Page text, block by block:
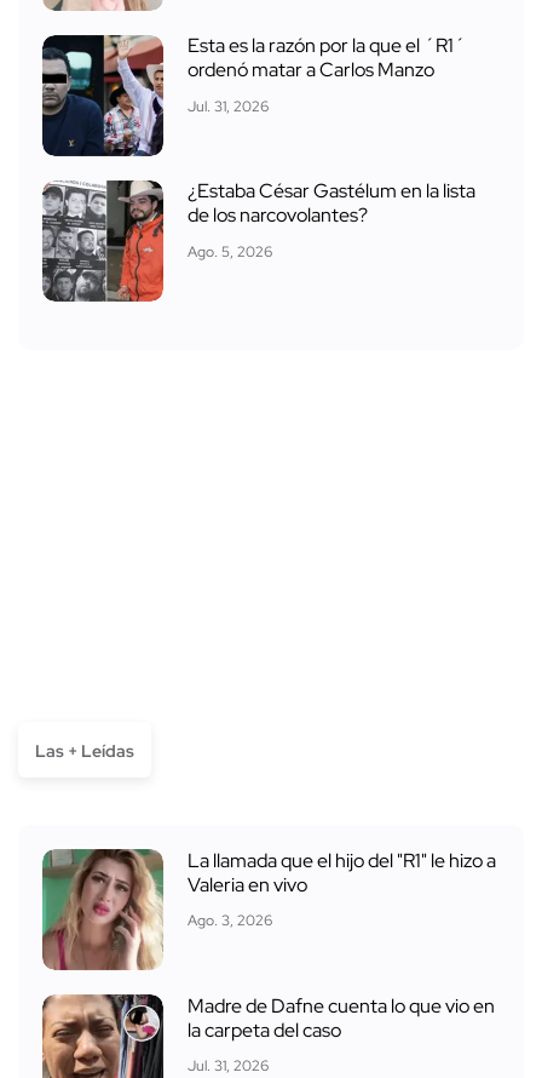
Esta es la razón por la que el ´R1´
ordenó matar a Carlos Manzo
Jul. 31, 2026
¿Estaba César Gastélum en la lista
de los narcovolantes?
Ago. 5, 2026
Las + Leídas
La llamada que el hijo del "R1" le hizo a
Valeria en vivo
Ago. 3, 2026
Madre de Dafne cuenta lo que vio en
la carpeta del caso
Jul. 31, 2026